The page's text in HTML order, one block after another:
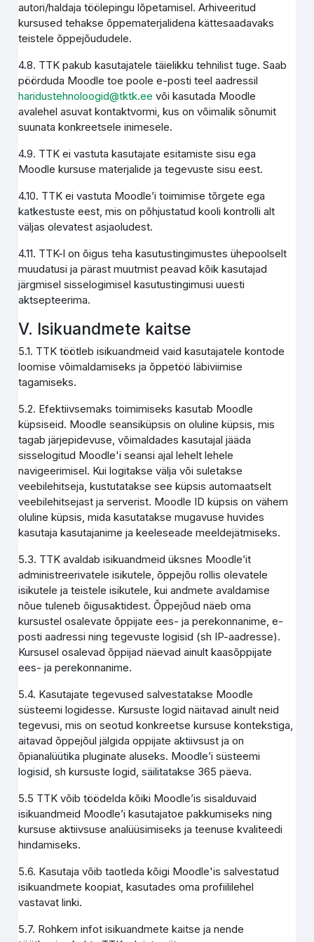
autori/haldaja töölepingu lõpetamisel. Arhiveeritud
kursused tehakse õppematerjalidena kättesaadavaks
teistele õppejõududele.
4.8. TTK pakub kasutajatele täielikku tehnilist tuge. Saab
pöörduda Moodle toe poole e-posti teel aadressil
haridustehnoloogid@tktk.ee või kasutada Moodle
avalehel asuvat kontaktvormi, kus on võimalik sõnumit
suunata konkreetsele inimesele.
4.9. TTK ei vastuta kasutajate esitamiste sisu ega
Moodle kursuse materjalide ja tegevuste sisu eest.
4.10. TTK ei vastuta Moodle’i toimimise tõrgete ega
katkestuste eest, mis on põhjustatud kooli kontrolli alt
väljas olevatest asjaoludest.
4.11. TTK-l on õigus teha kasutustingimustes ühepoolselt
muudatusi ja pärast muutmist peavad kõik kasutajad
järgmisel sisselogimisel kasutustingimusi uuesti
aktsepteerima.
V. Isikuandmete kaitse
5.1. TTK töötleb isikuandmeid vaid kasutajatele kontode
loomise võimaldamiseks ja õppetöö läbiviimise
tagamiseks.
5.2. Efektiivsemaks toimimiseks kasutab Moodle
küpsiseid. Moodle seansiküpsis on oluline küpsis, mis
tagab järjepidevuse, võimaldades kasutajal jääda
sisselogitud Moodle'i seansi ajal lehelt lehele
navigeerimisel. Kui logitakse välja või suletakse
veebilehitseja, kustutatakse see küpsis automaatselt
veebilehitsejast ja serverist. Moodle ID küpsis on vähem
oluline küpsis, mida kasutatakse mugavuse huvides
kasutaja kasutajanime ja keeleseade meeldejätmiseks.
5.3. TTK avaldab isikuandmeid üksnes Moodle’it
administreerivatele isikutele, õppejõu rollis olevatele
isikutele ja teistele isikutele, kui andmete avaldamise
nõue tuleneb õigusaktidest. Õppejõud näeb oma
kursustel osalevate õppijate ees- ja perekonnanime, e-
posti aadressi ning tegevuste logisid (sh IP-aadresse).
Kursusel osalevad õppijad näevad ainult kaasõppijate
ees- ja perekonnanime.
5.4. Kasutajate tegevused salvestatakse Moodle
süsteemi logidesse. Kursuste logid näitavad ainult neid
tegevusi, mis on seotud konkreetse kursuse kontekstiga,
aitavad õppejõul jälgida oppijate aktiivsust ja on
õpianalüütika pluginate aluseks. Moodle’i süsteemi
logisid, sh kursuste logid, säilitatakse 365 päeva.
5.5 TTK võib töödelda kõiki Moodle’is sisalduvaid
isikuandmeid Moodle’i kasutajatoe pakkumiseks ning
kursuse aktiivsuse analüüsimiseks ja teenuse kvaliteedi
hindamiseks.
5.6. Kasutaja võib taotleda kõigi Moodle'is salvestatud
isikuandmete koopiat, kasutades oma profiililehel
vastavat linki.
5.7. Rohkem infot isikuandmete kaitse ja nende